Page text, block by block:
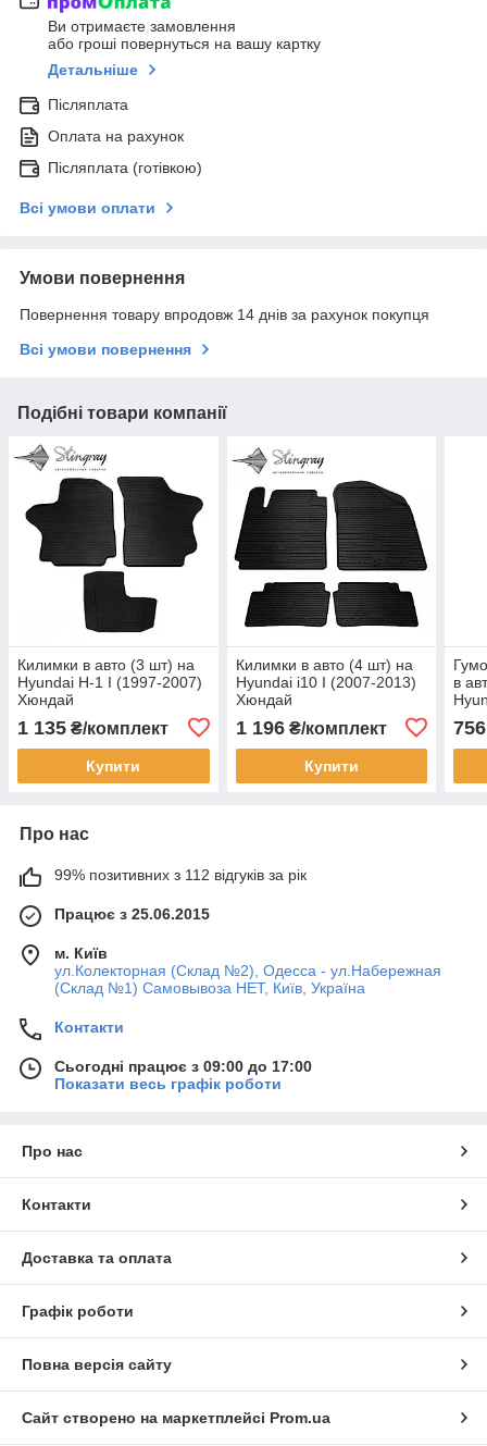
Ви отримаєте замовлення
або гроші повернуться на вашу картку
Детальніше
Післяплата
Оплата на рахунок
Післяплата (готівкою)
Всі умови оплати
Умови повернення
Повернення товару впродовж 14 днів за рахунок покупця
Всі умови повернення
Подібні товари компанії
Килимки в авто (3 шт) на
Hyundai H-1 I (1997-2007)
Хюндай
1 135 ₴/комплект
Купити
Килимки в авто (4 шт) на
Hyundai i10 I (2007-2013)
Хюндай
1 196₴/комплект
Купити
в
756
Про нас
99% позитивних з 112 відгуків за рік
Працює з 25.06.2015
м. Київ
ул.Колекторная (Склад №2), Одесса - ул.Набережная
(Склад №1) Самовывоза НЕТ, Київ, Україна
Контакти
Сьогодні працює з 09:00 до 17:00
Показати весь графік роботи
Про нас
Контакти
Доставка та оплата
Графік роботи
Повна версія сайту
Сайт створено на маркетплейсі Prom.ua